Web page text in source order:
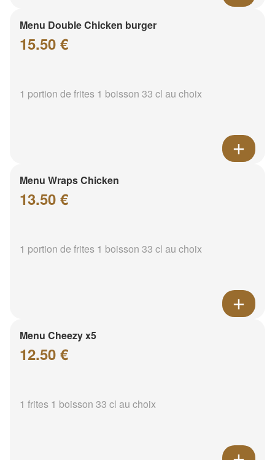
Menu Double Chicken burger
15.50 €
1 portion de frites 1 boisson 33 cl au choix
Menu Wraps Chicken
13.50 €
1 portion de frites 1 boisson 33 cl au choix
Menu Cheezy x5
12.50 €
1 frites 1 boisson 33 cl au choix